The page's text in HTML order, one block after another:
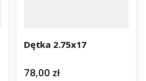
Dętka 2.75x17
Cena
78,00 zł